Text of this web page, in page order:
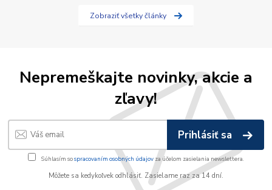
Zobraziť všetky články
Nepremeškajte novinky, akcie a
zľavy!
Prihlásiť sa
Súhlasím sospracovaním osobných údajov za účelom zasielania newslettera.
Môžete sa kedykoľvek odhlásiť. Zasielame raz za 14 dní.